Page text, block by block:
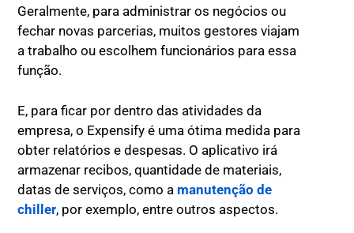
Geralmente, para administrar os negócios ou
fechar novas parcerias, muitos gestores viajam
a trabalho ou escolhem funcionários para essa
função.
E, para ficar por dentro das atividades da
empresa, o Expensify é uma ótima medida para
obter relatórios e despesas. O aplicativo irá
armazenar recibos, quantidade de materiais,
datas de serviços, como a manutenção de
chiller, por exemplo, entre outros aspectos.